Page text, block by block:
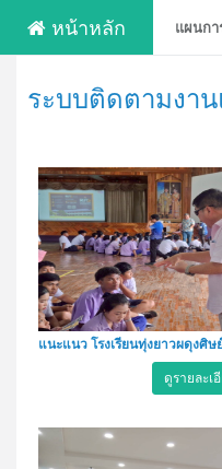
หน้าหลัก แผนก
ระบบติดตามงา
แนะแนว โรงเรียนทุ่งยาวผดุงศิษ
ดูรายละเ